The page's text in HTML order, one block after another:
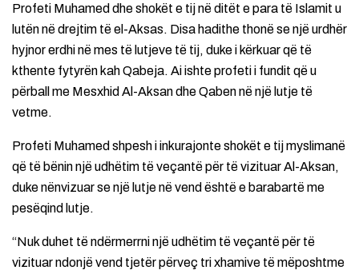
Profeti Muhamed dhe shokët e tij në ditët e para të Islamit u
lutën në drejtim të el-Aksas. Disa hadithe thonë se një urdhër
hyjnor erdhi në mes të lutjeve të tij, duke i kërkuar që të
kthente fytyrën kah Qabeja. Ai ishte profeti i fundit që u
përball me Mesxhid Al-Aksan dhe Qaben në një lutje të
vetme.
Profeti Muhamed shpesh i inkurajonte shokët e tij myslimanë
që të bënin një udhëtim të veçantë për të vizituar Al-Aksan,
duke nënvizuar se një lutje në vend është e barabartë me
pesëqind lutje.
“Nuk duhet të ndërmerrni një udhëtim të veçantë për të
vizituar ndonjë vend tjetër përveç tri xhamive të mëposhtme